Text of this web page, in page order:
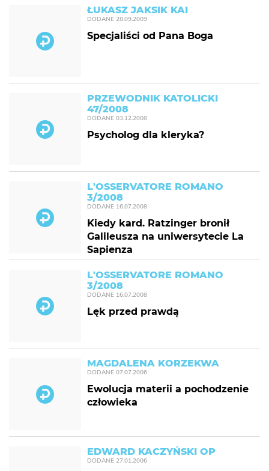
ŁUKASZ JAKSIK KAI
DODANE 28.09.2009
Specjaliści od Pana Boga
PRZEWODNIK KATOLICKI
47/2008
DODANE 03.12.2008
Psycholog dla kleryka?
L'OSSERVATORE ROMANO
3/2008
DODANE 16.07.2008
Kiedy kard. Ratzinger bronił
Galileusza na uniwersytecie La
Sapienza
L'OSSERVATORE ROMANO
3/2008
DODANE 16.07.2008
Lęk przed prawdą
MAGDALENA KORZEKWA
DODANE 07.07.2006
Ewolucja materii a pochodzenie
człowieka
EDWARD KACZYŃSKI OP
DODANE 27.01.2006